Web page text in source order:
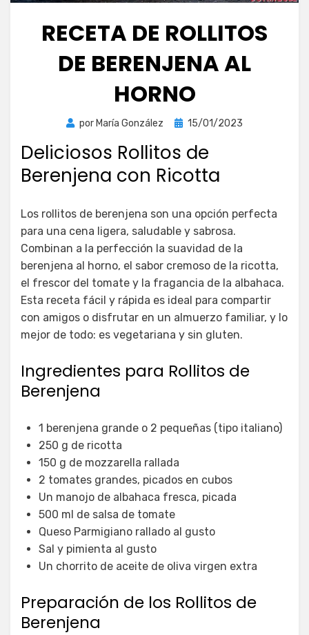
RECETA DE ROLLITOS
DE BERENJENA AL
HORNO
por María González
Publicada
15/01/2023
Deliciosos Rollitos de
Berenjena con Ricotta
Los rollitos de berenjena son una opción perfecta
para una cena ligera, saludable y sabrosa.
Combinan a la perfección la suavidad de la
berenjena al horno, el sabor cremoso de la ricotta,
el frescor del tomate y la fragancia de la albahaca.
Esta receta fácil y rápida es ideal para compartir
con amigos o disfrutar en un almuerzo familiar, y lo
mejor de todo: es vegetariana y sin gluten.
Ingredientes para Rollitos de
Berenjena
1 berenjena grande o 2 pequeñas (tipo italiano)
250 g de ricotta
150 g de mozzarella rallada
2 tomates grandes, picados en cubos
Un manojo de albahaca fresca, picada
500 ml de salsa de tomate
Queso Parmigiano rallado al gusto
Sal y pimienta al gusto
Un chorrito de aceite de oliva virgen extra
Preparación de los Rollitos de
Berenjena